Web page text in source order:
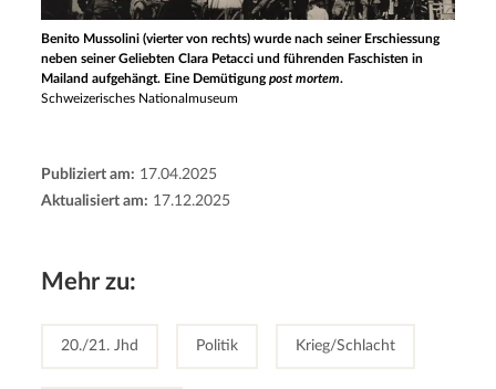
Benito Mussolini (vierter von rechts) wurde nach seiner Erschiessung
neben seiner Geliebten Clara Petacci und führenden Faschisten in
Mailand aufgehängt. Eine Demütigungpost mortem.
Schweizerisches Nationalmuseum
Publiziert am: 17.04.2025
Aktualisiert am: 17.12.2025
Mehr zu:
20./21. Jhd Politik Krieg/Schlacht